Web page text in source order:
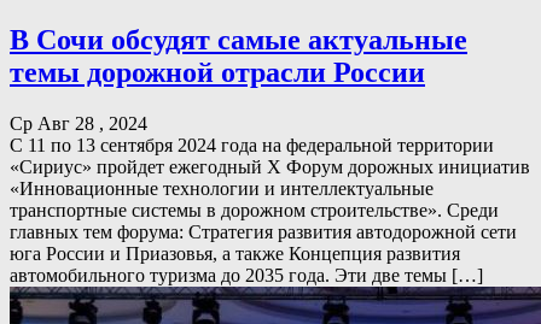
В Сочи обсудят самые актуальные
темы дорожной отрасли России
Ср Авг 28 , 2024
С 11 по 13 сентября 2024 года на федеральной территории
«Сириус» пройдет ежегодный X Форум дорожных инициатив
«Инновационные технологии и интеллектуальные
транспортные системы в дорожном строительстве». Среди
главных тем форума: Стратегия развития автодорожной сети
юга России и Приазовья, а также Концепция развития
автомобильного туризма до 2035 года. Эти две темы […]